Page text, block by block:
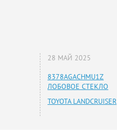
28 МАЙ 2025
8378AGACHMU1Z
ЛОБОВОЕ СТЕКЛО
TOYOTA LANDCRUISER